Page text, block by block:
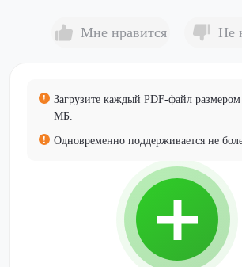
Мне нравится Не
Загрузите каждый PDF-файл
МБ.
Одновременно поддерживается не